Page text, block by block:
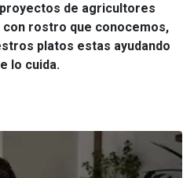
de agricultores
rostro que conocemos,
platos estas ayudando
lo cuida.